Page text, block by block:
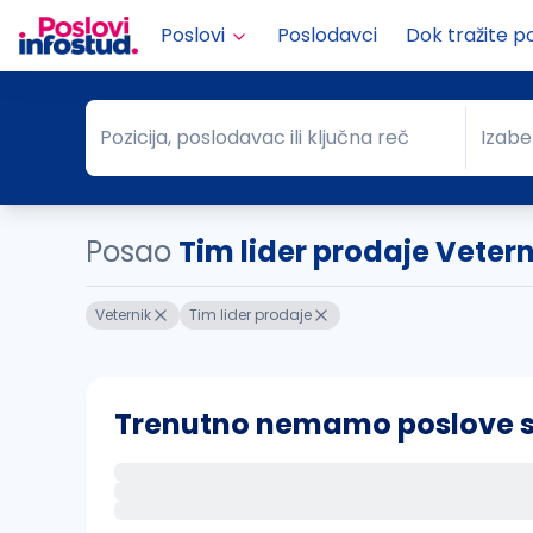
Poslovi Poslodavci Dok tražite
Pozicija, poslodavac ili ključna reč
Pozicija, poslodavac ili ključna reč Grad
Posao Tim lider prodaje
Veternik Tim lider prodaje
Trenutno nemamo poslove